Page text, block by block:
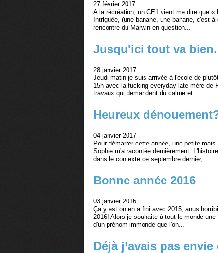
27 février 2017
A la récréation, un CE1 vient me dire que
Intriguée, (une banane, une banane, c'est
rencontre du Marwin en question...
Jusqu'ici tout va bien.
28 janvier 2017
Jeudi matin je suis arrivée à l'école de
15h avec la fucking-everyday-late mère de
travaux qui demandent du calme et...
Heureux
04 janvier 2017
Pour démarrer cette année, une petite
Sophie m'a racontée dernièrement.
dans le contexte de septembre dernier,...
Bonne année 2016
03 janvier 2016
Ça y est on en a fini avec 2015, anus
2016! Alors je souhaite à tout le monde
d'un prénom immonde que l'on...
Déjà j’avais pas envie